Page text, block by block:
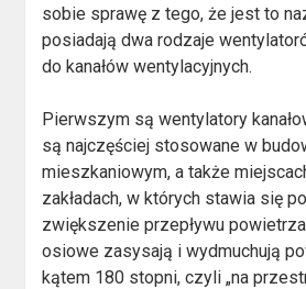
sobie sprawę z tego, że jest to
posiadają dwa rodzaje
do kanałów wentylacyjnych.
Pierwszym są wentylatory
są najczęściej stosowane w
mieszkaniowym, a także
zakładach, w których stawia się
zwiększenie przepływu
osiowe zasysają i wydmuchują
kątem 180 stopni, czyli „na